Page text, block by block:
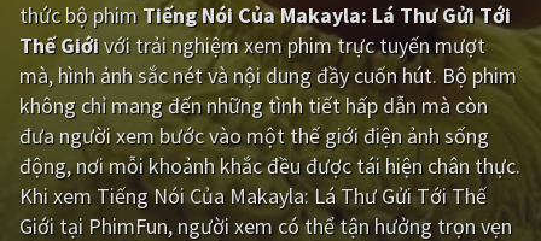
QUỐC GIA
Âu - Mỹ Trung Quốc - Hồng Kông
Hàn Quốc Nhật Bản
Ấn Độ Việt Nam
Tổng hợp
thức bộ phim Tiếng Nói Của Makayla: Lá Thư Gửi Tới
Thế Giớivới trải nghiệm xem phim trực tuyến mượt
mà, hình ảnh sắc nét và nội dung đầy cuốn hút. Bộ phim
không chỉ mang đến những tình tiết hấp dẫn mà còn
đưa người xem bước vào một thế giới điện ảnh sống
động, nơi mỗi khoảnh khắc đều được tái hiện chân thực.
Khi xem Tiếng Nói Của Makayla: Lá Thư Gửi Tới Thế
Giới tại PhimFun, người xem có thể tận hưởng trọn vẹn